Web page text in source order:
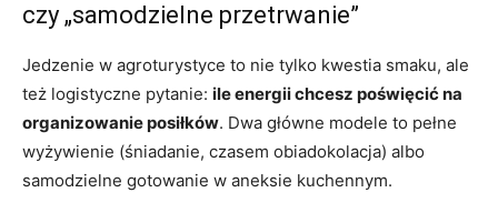
czy „samodzielne przetrwanie”
Jedzenie w agroturystyce to nie tylko kwestia smaku, ale
też logistyczne pytanie: ile energii chcesz poświęcić na
organizowanie posiłków. Dwa główne modele to pełne
wyżywienie (śniadanie, czasem obiadokolacja) albo
samodzielne gotowanie w aneksie kuchennym.